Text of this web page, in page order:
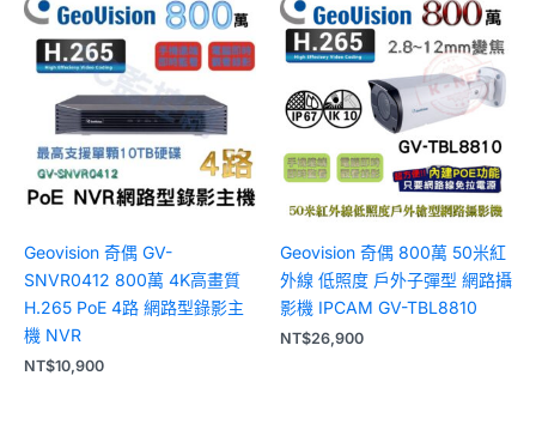
Geovision 奇偶 GV-
SNVR0412 800萬 4K高畫質
H.265 PoE 4路 網路型錄影主
機 NVR
NT$10,900
Geovision 奇偶 800萬 50米紅
外線 低照度 戶外子彈型 網路攝
影機 IPCAM GV-TBL8810
NT$26,900